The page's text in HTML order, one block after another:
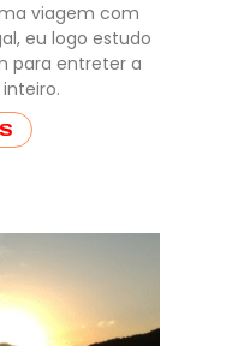
viagem com
eu logo estudo
para entreter a